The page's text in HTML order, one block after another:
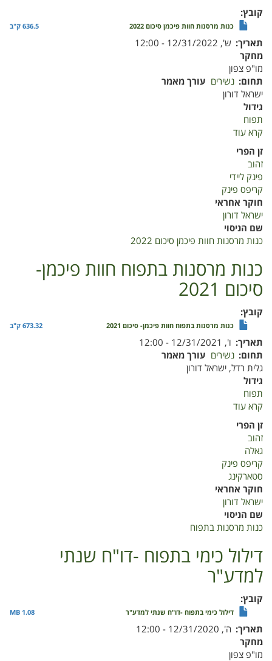
קובץ
כנות מרסנות חוות פיכמן סיכום 2022 636.5 ק"ב
תאריך ש', 12/31/2022 - 12:00
מחקר
מו"פ צפון
תחום נשירים עורך מאמר
ישראל דורון
גידול
תפוח
קרא עוד
סיכום
2022
זן הפרי
זהוב
פינק ליידי
קריפס פינק
חוקר אחראי
ישראל דורון
שם הניסוי
כנות מרסנות חוות פיכמן סיכום 2022
כנות מרסנות בתפוח חוות פיכמן-
סיכום 2021
קובץ
כנות מרסנות בתפוח חוות פיכמן- סיכום 2021 673.32 ק"ב
תאריך ו', 12/31/2021 - 12:00
תחום נשירים עורך מאמר
גלית רדל, ישראל דורון
גידול
תפוח
קרא עוד
פיכמן-
סיכום
2021
זן הפרי
זהוב
גאלה
קריפס פינק
סטארקינג
חוקר אחראי
ישראל דורון
שם הניסוי
כנות מרסנות בתפוח
דילול כימי בתפוח -דו"ח שנתי
למדע"ר
קובץ
דילול כימי בתפוח -דו"ח שנתי למדע"ר 1.08 MB
תאריך ה', 12/31/2020 - 12:00
מחקר
מו"פ צפון